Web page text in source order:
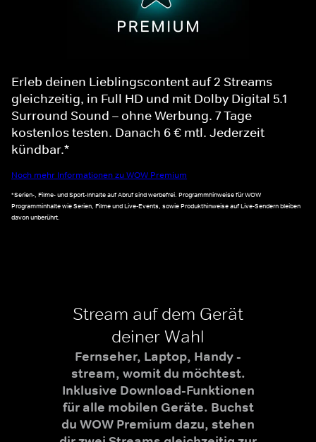
Erleb deinen Lieblingscontent auf 2 Streams
gleichzeitig, in Full HD und mit Dolby Digital 5.1
Surround Sound – ohne Werbung. 7 Tage
kostenlos testen. Danach 6 € mtl. Jederzeit
kündbar.*
Noch mehr Informationen zu WOW Premium
*Serien-, Filme- und Sport-Inhalte auf Abruf sind werbefrei. Programmhinweise für WOW
Programminhalte wie Serien, Filme und Live-Events, sowie Produkthinweise auf Live-Sendern bleiben
davon unberührt.
Stream auf dem Gerät
deiner Wahl
Fernseher, Laptop, Handy -
stream, womit du möchtest.
Inklusive Download-Funktionen
für alle mobilen Geräte. Buchst
du WOW Premium dazu, stehen